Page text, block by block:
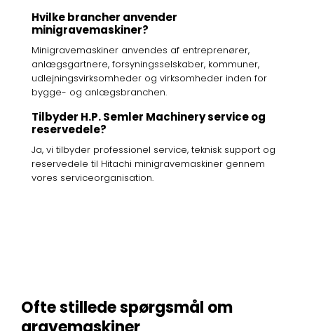
Hvilke brancher anvender
minigravemaskiner?
Minigravemaskiner anvendes af entreprenører,
anlægsgartnere, forsyningsselskaber, kommuner,
udlejningsvirksomheder og virksomheder inden for
bygge- og anlægsbranchen.
Tilbyder H.P. Semler Machinery service og
reservedele?
Ja, vi tilbyder professionel service, teknisk support og
reservedele til Hitachi minigravemaskiner gennem
vores serviceorganisation.
Ofte stillede spørgsmål om